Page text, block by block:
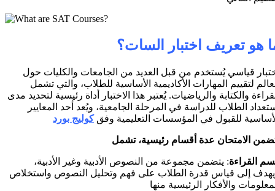
هو تعريف اختبار السات؟
قياسي يُستخدم من قبل العديد من الجامعات والكليات حول
لتقييم المهارات الأكاديمية الأساسية للطلاب، والتي تشمل
والكتابة والرياضيات. يُعتبر هذا الاختبار أداة رئيسية لتحديد مدى
الطلاب للدراسة في المرحلة الجامعية، ويُعد أحد المعايير
للقبول في المؤسسات التعليمية وفقكوليج بورد
الامتحان عدة أقسام رئيسية، تشمل
القراءة: يتضمن مجموعة من النصوص الأدبية وغير الأدبية،
إلى قياس قدرة الطلاب على فهم وتحليل النصوص واستخلاص
والأفكار الرئيسية منها